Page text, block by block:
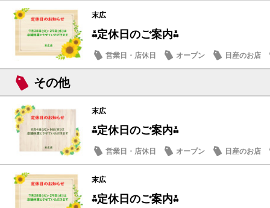
末広
⁂定休日のご案内⁂
営業日・店休日 オープン 日産のお店
その他
末広
⁂定休日のご案内⁂
営業日・店休日 オープン 日産のお店
末広
⁂定休日のご案内⁂